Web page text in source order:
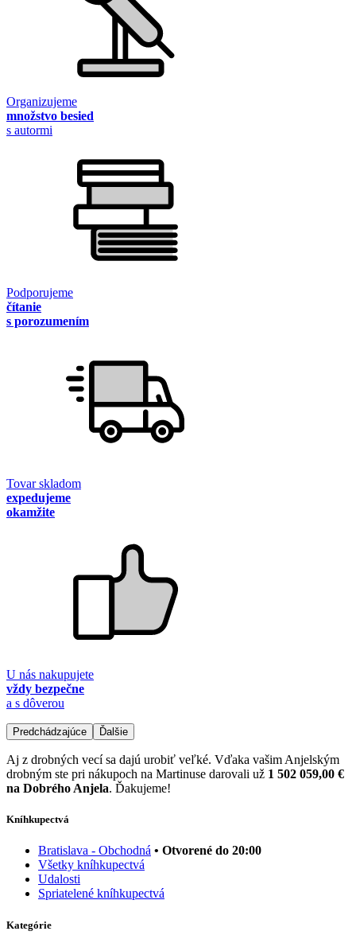
Organizujeme
množstvo besied
s autormi
Podporujeme
čítanie
s porozumením
Tovar skladom
expedujeme
okamžite
U nás nakupujete
vždy bezpečne
a s dôverou
Predchádzajúce Ďalšie
Aj z drobných vecí sa dajú urobiť veľké. Vďaka vašim Anjelským
drobným ste pri nákupoch na Martinuse darovali už 1 502 059,00 €
na Dobrého Anjela. Ďakujeme!
Kníhkupectvá
Bratislava - Obchodná • Otvorené do 20:00
Všetky kníhkupectvá
Udalosti
Spriatelené kníhkupectvá
Kategórie